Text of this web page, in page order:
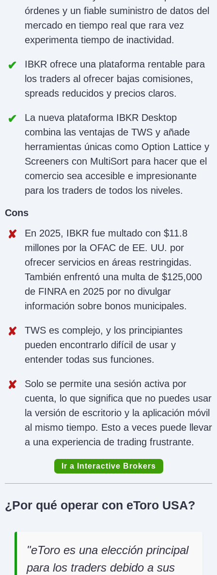
órdenes y un fiable suministro de datos del
mercado en tiempo real que rara vez
experimenta tiempo de inactividad.
IBKR ofrece una plataforma rentable para
los traders al ofrecer bajas comisiones,
spreads reducidos y precios claros.
La nueva plataforma IBKR Desktop
combina las ventajas de TWS y añade
herramientas únicas como Option Lattice y
Screeners con MultiSort para hacer que el
comercio sea accesible e impresionante
para los traders de todos los niveles.
Cons
En 2025, IBKR fue multado con $11.8
millones por la OFAC de EE. UU. por
ofrecer servicios en áreas restringidas.
También enfrentó una multa de $125,000
de FINRA en 2025 por no divulgar
información sobre bonos municipales.
TWS es complejo, y los principiantes
pueden encontrarlo difícil de usar y
entender todas sus funciones.
Solo se permite una sesión activa por
cuenta, lo que significa que no puedes usar
la versión de escritorio y la aplicación móvil
al mismo tiempo. Esto a veces puede llevar
a una experiencia de trading frustrante.
Ir a Interactive Brokers
¿Por qué operar con eToro USA?
eToro es una elección principal
para los traders debido a sus